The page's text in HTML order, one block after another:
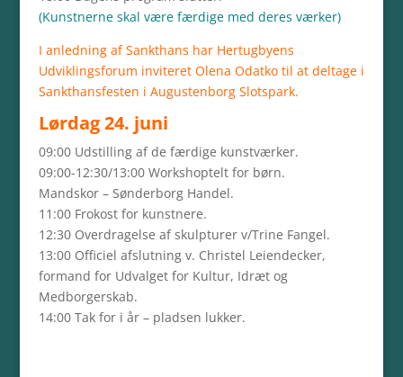
(Kunstnerne skal være færdige med deres værker)
I anledning af Sankthans har Hertugbyens
Udviklingsforum inviteret Olena Odatko til at deltage i
Sankthansfesten i Augustenborg Slotspark.
Lørdag 24. juni
09:00 Udstilling af de færdige kunstværker.
09:00-12:30/13:00 Workshoptelt for børn.
Mandskor – Sønderborg Handel.
11:00 Frokost for kunstnere.
12:30 Overdragelse af skulpturer v/Trine Fangel.
13:00 Officiel afslutning v. Christel Leiendecker,
formand for Udvalget for Kultur, Idræt og
Medborgerskab.
14:00 Tak for i år – pladsen lukker.